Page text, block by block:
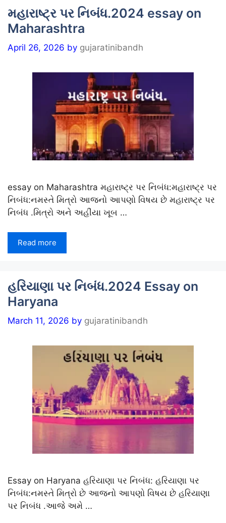
મહારાષ્ટ્ર પર નિબંધ.2024 essay on
Maharashtra
April 26, 2026 by gujaratinibandh
essay on Maharashtra મહારાષ્ટ્ર પર નિબંધ:મહારાષ્ટ્ર પર
નિબંધ:નમસ્તે મિત્રો આજનો આપણો વિષય છે મહારાષ્ટ્ર પર
નિબંધ .મિત્રો અને અહીંયા ખૂબ …
Read more
હરિયાણા પર નિબંધ.2024 Essay on
Haryana
March 11, 2026 by gujaratinibandh
Essay on Haryana હરિયાણા પર નિબંધ: હરિયાણા પર
નિબંધ:નમસ્તે મિત્રો છે આજનો આપણો વિષય છે હરિયાણા
પર નિબંધ .આજે અમે …